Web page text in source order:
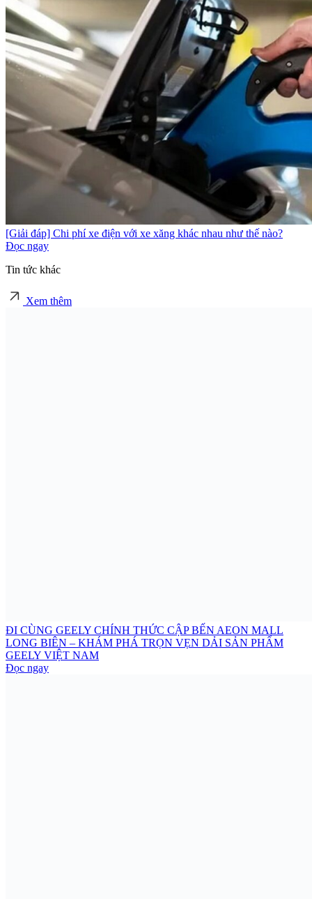
[Giải đáp] Chi phí xe điện với xe xăng khác nhau như thế nào?
Đọc ngay
Tin tức khác
Xem thêm
ĐI CÙNG GEELY CHÍNH THỨC CẬP BẾN AEON MALL
LONG BIÊN – KHÁM PHÁ TRỌN VẸN DẢI SẢN PHẨM
GEELY VIỆT NAM
Đọc ngay